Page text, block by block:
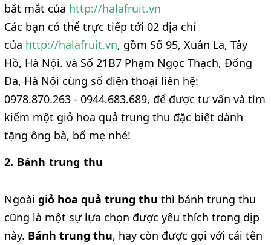
bắt mắt của http://halafruit.vn
Các bạn có thể trực tiếp tới 02 địa chỉ
của http://halafruit.vn, gồm Số 95, Xuân La, Tây
Hồ, Hà Nội. và Số 21B7 Phạm Ngọc Thạch, Đống
Đa, Hà Nội cùng số điện thoại liên hệ:
0978.870.263 - 0944.683.689, để được tư vấn và tìm
kiếm một giỏ hoa quả trung thu đặc biệt dành
tặng ông bà, bố mẹ nhé!
2. Bánh trung thu
Ngoài giỏ hoa quả trung thu thì bánh trung thu
cũng là một sự lựa chọn được yêu thích trong dịp
này. Bánh trung thu, hay còn được gọi với cái tên